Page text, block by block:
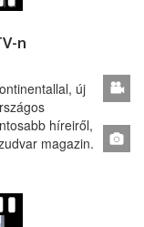
n
új
híreiről,
magazin.